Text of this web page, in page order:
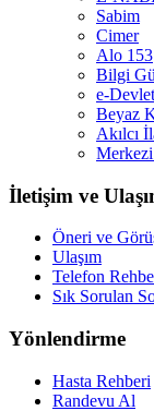
Sabim
Cimer
Alo 153
Bilgi
e-Devlet
Beyaz
Akılcı
İletişim ve
Öneri ve
Ulaşım
Telefon
Sık Sorulan
Yönlendirme
Hasta Rehberi
Randevu Al